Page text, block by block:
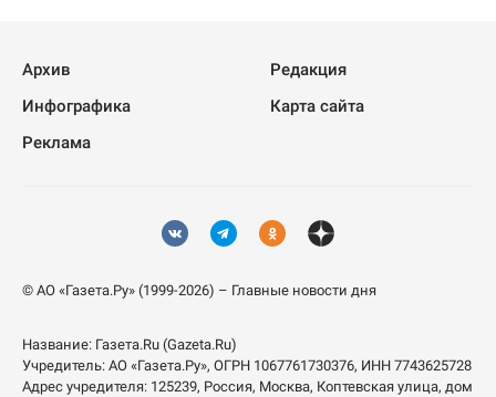
Архив
Редакция
Инфографика
Карта сайта
Реклама
© АО «Газета.Ру» (1999-2026) – Главные новости дня
Название: Газета.Ru (Gazeta.Ru)
Учредитель: АО «Газета.Ру», ОГРН 1067761730376, ИНН 7743625728
Адрес учредителя: 125239, Россия, Москва, Коптевская улица, дом